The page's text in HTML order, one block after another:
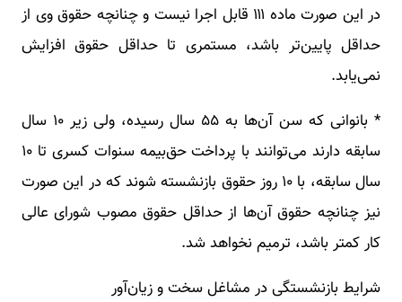
در این صورت ماده ۱۱۱ قابل اجرا نیست و چنانچه حقوق وی از
حداقل پایین‌تر باشد، مستمری تا حداقل حقوق افزایش
نمی‌یابد.
* بانوانی که سن آن‌ها به ۵۵ سال رسیده، ولی زیر ۱۰ سال
سابقه دارند می‌توانند با پرداخت حق‌بیمه سنوات کسری تا ۱۰
سال سابقه، با ۱۰ روز حقوق بازنشسته شوند که در این صورت
نیز چنانچه حقوق آن‌ها از حداقل حقوق مصوب شورای عالی
کار کمتر باشد، ترمیم نخواهد شد.
شرایط بازنشستگی در مشاغل سخت و زیان‌آور